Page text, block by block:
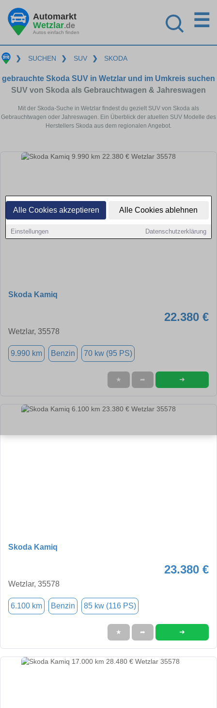
Alle Cookies akzeptieren Alle Cookies ablehnen
Einstellungen Datenschutzerklärung
Automarkt
Wetzlar.de
Autos einfach finden
☰
❯ SUCHEN ❯ SUV ❯ SKODA
gebrauchte Skoda SUV in Wetzlar und im Umkreis suchen
SUV von Skoda als Gebrauchtwagen & Jahreswagen
Mit der Skoda-Suche in Wetzlar findest du gezielt SUV von Skoda als
Gebrauchtwagen oder Jahreswagen. Ein Überblick der atuellen SUV Modelle des
Herstellers Skoda aus dem regionalen Angebot.
Skoda Kamiq
22.380 €
Wetzlar, 35578
9.990 km Benzin 70 kw (95 PS)
★ ➦ ➜
Skoda Kamiq
23.380 €
Wetzlar, 35578
6.100 km Benzin 85 kw (116 PS)
★ ➦ ➜